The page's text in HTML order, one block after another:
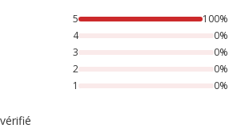
lont noté avec {1} étoiles,
5
100%
4
0%
3
0%
2
0%
1
0%